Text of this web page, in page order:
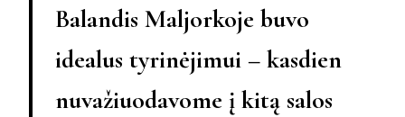
Balandis Maljorkoje buvo
idealus tyrinėjimui – kasdien
nuvažiuodavome į kitą salos